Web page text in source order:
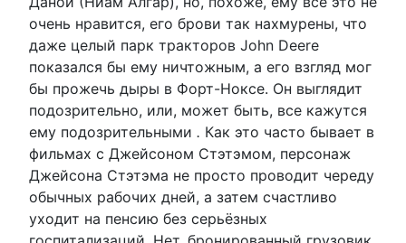
очень нравится, его брови так нахмурены, что
даже целый парк тракторов John Deere
показался бы ему ничтожным, а его взгляд мог
бы прожечь дыры в Форт-Ноксе. Он выглядит
подозрительно, или, может быть, все кажутся
ему подозрительными . Как это часто бывает в
фильмах с Джейсоном Стэтэмом, персонаж
Джейсона Стэтэма не просто проводит череду
обычных рабочих дней, а затем счастливо
уходит на пенсию без серьёзных